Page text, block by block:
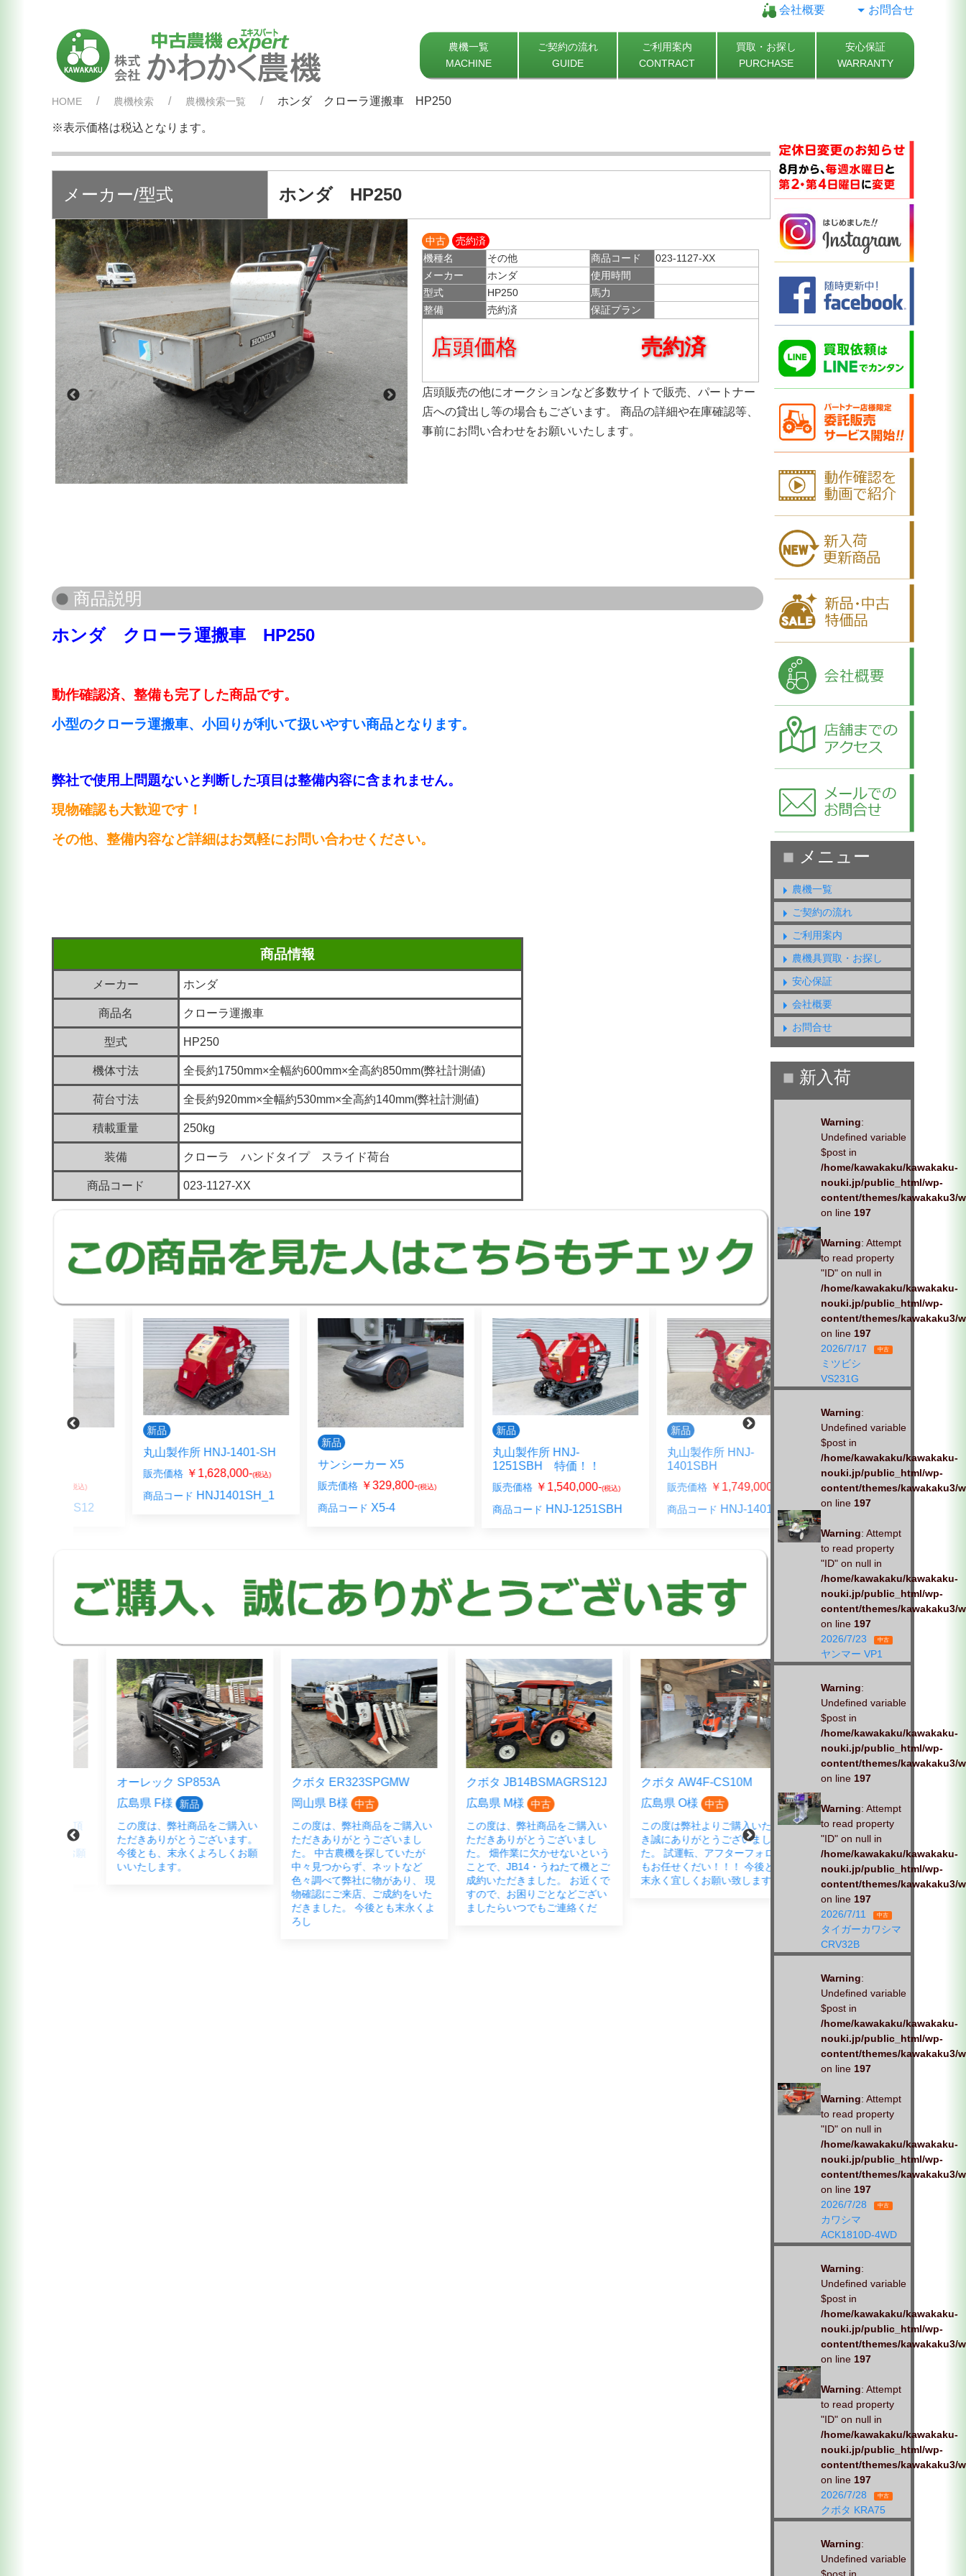
会社概要 お問合せ
農機一覧
MACHINE
ご契約の流れ
GUIDE
ご利用案内
CONTRACT
買取・お探し
PURCHASE
安心保証
WARRANTY
HOME 農機検索 農機検索一覧 ホンダ クローラ運搬車 HP250
※表示価格は税込となります。
メーカー/型式 ホンダ HP250
中古
売約済
機種名
その他 商品コード
023-1127-XX
メーカー
ホンダ
使用時間
型式
HP250
馬力
整備
売約済 保証プラン
店頭価格 売約済
店頭販売の他にオークションなど多数サイトで販売、パートナー
店への貸出し等の場合もございます。 商品の詳細や在庫確認等、
事前にお問い合わせをお願いいたします。
ホンダ クローラ運搬車 HP250
動作確認済、整備も完了した商品です。
小型のクローラ運搬車、小回りが利いて扱いやすい商品となります。
弊社で使用上問題ないと判断した項目は整備内容に含まれません。
現物確認も大歓迎です！
その他、整備内容など詳細はお気軽にお問い合わせください。
商品情報
メーカー ホンダ
商品名 クローラ運搬車
型式 HP250
機体寸法 全長約1750mm×全幅約600mm×全高約850mm(弊社計測値)
荷台寸法 全長約920mm×全幅約530mm×全高約140mm(弊社計測値)
積載重量 250kg
装備 クローラ ハンドタイプ スライド荷台
商品コード 023-1127-XX
新品
丸山製作所 HNJ-1401-SH
￥1,628,000- (税込)
HNJ1401SH_1
サンシーカー X5
￥329,800- (税込)
X5-4
新品
丸山製作所 HNJ-
1251SBH 特価！！
￥1,540,000- (税込)
HNJ-1251SBH
丸山製作所 HNJ-
1401SBH
販売価格 ￥1,749,000- (税込)
商品コード HNJ-1401SBH
未整備
ハスクバーナーゼノア
TR2611STDW
販売価格 ￥36,300-
商品コード
オーレック SP853A
広島県 F様 新品
この度は、弊社商品をご購入い
ただきありがとうございます。
今後とも、末永くよろしくお願
いいたします。
クボタ ER323SPGMW
岡山県 B様 中古
この度は、弊社商品をご購入い
ただきありがとうございまし
た。 中古農機を探していたが
中々見つからず、ネットなど
色々調べて弊社に物があり、 現
物確認にご来店、ご成約をいた
だきました。 今後とも末永くよ
クボタ JB14BSMAGRS12J
広島県 M様
中古
この度は、弊社商品をご購入い
ただきありがとうございまし
た。 畑作業に欠かせないという
ことで、JB14・うねたて機とご
成約いただきました。 お近くで
すので、お困りごとなどござい
ましたらいつでもご連絡くだ
クボタ AW4F-CS10M
広島県 O様 中古
この度は弊社よりご購入いただ
き誠にありがとうございまし
た。 試運転、アフターフォロー
もお任せくだい！！！ 今後とも
末永く宜しくお願い致します。
クボタ EP4DF-CS
広島県 S様
中古
この度は、弊社商品をご購入い
ただきありがとうございまし
た。 春の蔵出し市にご来店さ
れ、ご成約いただきました。
「試運転もお願いします」とお
声がけいただきました。 しっか
農機一覧
ご契約の流れ
ご利用案内
農機具買取・お探し
安心保証
会社概要
お問合せ
Warning:
Undefined variable
$post in
/home/kawakaku/kawakaku-
nouki.jp/public_html/wp-
content/themes/kawakaku3/
on line 197
Warning: Attempt
to read property
"ID" on null in
/home/kawakaku/kawakaku-
nouki.jp/public_html/wp-
content/themes/kawakaku3/
on line 197
2026/7/17
中古
ミツビシ
VS231G
Warning:
Undefined variable
$post in
/home/kawakaku/kawakaku-
nouki.jp/public_html/wp-
content/themes/kawakaku3/
on line 197
Warning: Attempt
to read property
"ID" on null in
/home/kawakaku/kawakaku-
nouki.jp/public_html/wp-
content/themes/kawakaku3/
on line 197
2026/7/23
中古
ヤンマー VP1
Warning:
Undefined variable
$post in
/home/kawakaku/kawakaku-
nouki.jp/public_html/wp-
content/themes/kawakaku3/
on line 197
Warning: Attempt
to read property
"ID" on null in
/home/kawakaku/kawakaku-
nouki.jp/public_html/wp-
content/themes/kawakaku3/
on line 197
2026/7/11
中古
タイガーカワシマ
CRV32B
Warning:
Undefined variable
$post in
/home/kawakaku/kawakaku-
nouki.jp/public_html/wp-
content/themes/kawakaku3/
on line 197
Warning: Attempt
to read property
"ID" on null in
/home/kawakaku/kawakaku-
nouki.jp/public_html/wp-
content/themes/kawakaku3/
on line 197
2026/7/28
中古
カワシマ
ACK1810D-4WD
Warning:
Undefined variable
$post in
/home/kawakaku/kawakaku-
nouki.jp/public_html/wp-
content/themes/kawakaku3/
on line 197
Warning: Attempt
to read property
"ID" on null in
/home/kawakaku/kawakaku-
nouki.jp/public_html/wp-
content/themes/kawakaku3/
on line 197
2026/7/28
中古
クボタ KRA75
Warning:
Undefined variable